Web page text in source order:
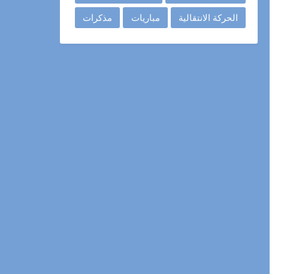
الحركة الانتقالية مباريات مذكرات